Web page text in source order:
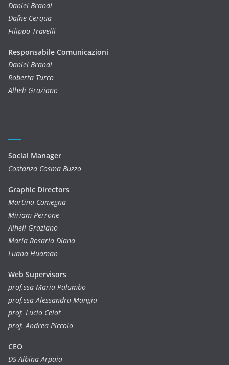
Daniel Brandi
Dafne Cerqua
Filippo Travelli
Responsabile Comunicazioni
Daniel Brandi
Roberta Turco
Alheli Graziano
Social Manager
Costanza Cosma Buzzo
Graphic Directors
Martina Comegna
Miriam Perrone
Alheli Graziano
Maria Rosaria Diana
Luana Huaman
Web Supervisors
prof.ssa Maria Palumbo
prof.ssa Alessandra Mangia
prof. Lucio Celot
prof. Andrea Piccolo
CEO
DS Albina Arpaia